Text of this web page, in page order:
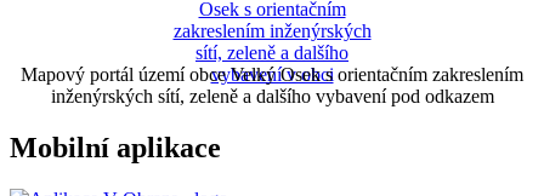
Mapový portál území obce Velký Osek s orientačním zakreslením
inženýrských sítí, zeleně a dalšího vybavení pod odkazem
Mobilní aplikace